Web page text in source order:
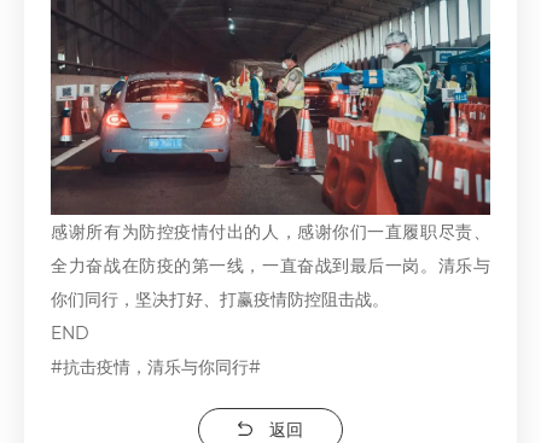
感谢所有为防控疫情付出的人，感谢你们一直履职尽责、
全力奋战在防疫的第一线，一直奋战到最后一岗。清乐与
你们同行，坚决打好、打赢疫情防控阻击战。
END
#抗击疫情，清乐与你同行#
返回